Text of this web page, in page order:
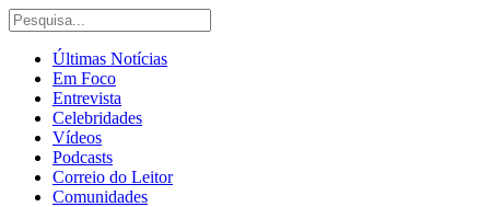
Últimas Notícias
Em Foco
Entrevista
Celebridades
Vídeos
Podcasts
Correio do Leitor
Comunidades